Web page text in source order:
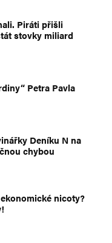
Piráti přišli
stovky miliard
Petra Pavla
Deníku N na
chybou
nicoty?